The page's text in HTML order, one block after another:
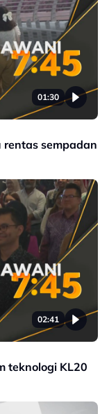
01:30
sempadan
02:41
teknologi KL20